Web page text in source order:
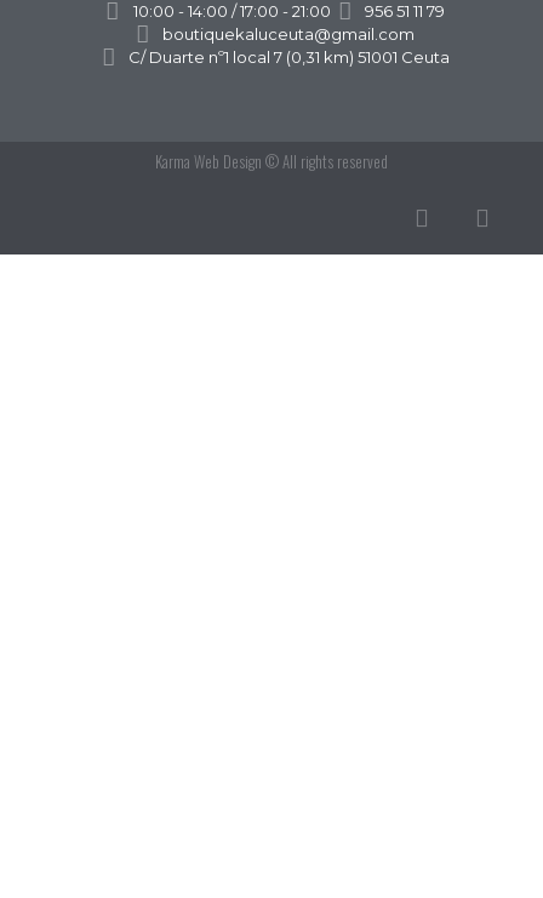
10:00 - 14:00 / 17:00 - 21:00
956 51 11 79
boutiquekaluceuta@gmail.com
C/ Duarte nº1 local 7 (0,31 km) 51001 Ceuta
Karma Web Design © All rights reserved